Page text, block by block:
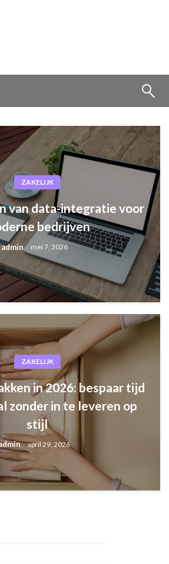
in 2026:
op stijl
ZAKELIJK
van data-integratie voor
bedrijven
admin mei 7, 2026
ZAKELIJK
in 2026: bespaar tijd
zonder in te leveren op
stijl
april 29, 2026